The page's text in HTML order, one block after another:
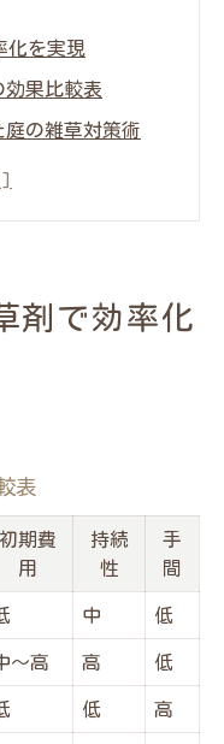
化を実現
効果比較表
の雑草対策術
草剤が強い味方
出番
の除草剤一覧
対策効果が変わ
除草剤はどれが有
管理コスト
剤コスト比較表
剤で効率化
表
初期費
用
持続
性
手
間
中 低
～高 高 低
低 高